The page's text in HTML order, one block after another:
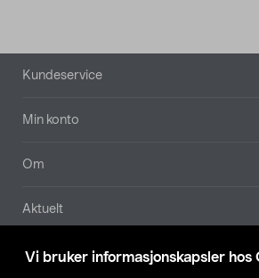
Vi bruker informasjonskapsler hos
Bunntekst
Kundeservice
Min konto
Om
Aktuelt
Våre selskaper